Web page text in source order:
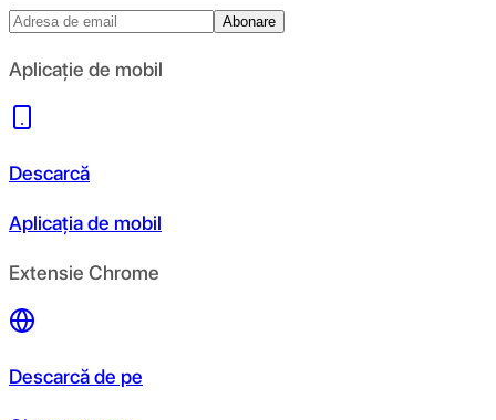
Abonare
Aplicație de mobil
Descarcă
Aplicația de mobil
Extensie Chrome
Descarcă de pe